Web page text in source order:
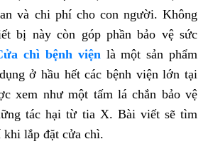
và chi phí cho con người. Không
bị này còn góp phần bảo vệ sức
chì bệnh việnlà một sản phẩm
ở hầu hết các bệnh viện lớn tại
xem như một tấm lá chắn bảo vệ
tác hại từ tia X. Bài viết sẽ tìm
khi lắp đặt cửa chì.